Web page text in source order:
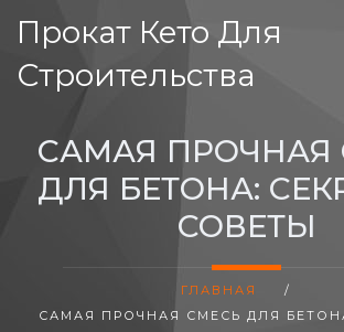
Прокат Кето Для
Строительства
ВЫСОТА ДОМА
САМАЯ ПРОЧНАЯ
ДЛЯ БЕТОНА:
СОВЕТЫ
ГЛАВНАЯ
/
САМАЯ ПРОЧНАЯ СМЕСЬ ДЛЯ